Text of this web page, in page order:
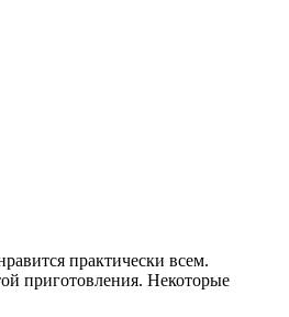
практически всем.
приготовления. Некоторые